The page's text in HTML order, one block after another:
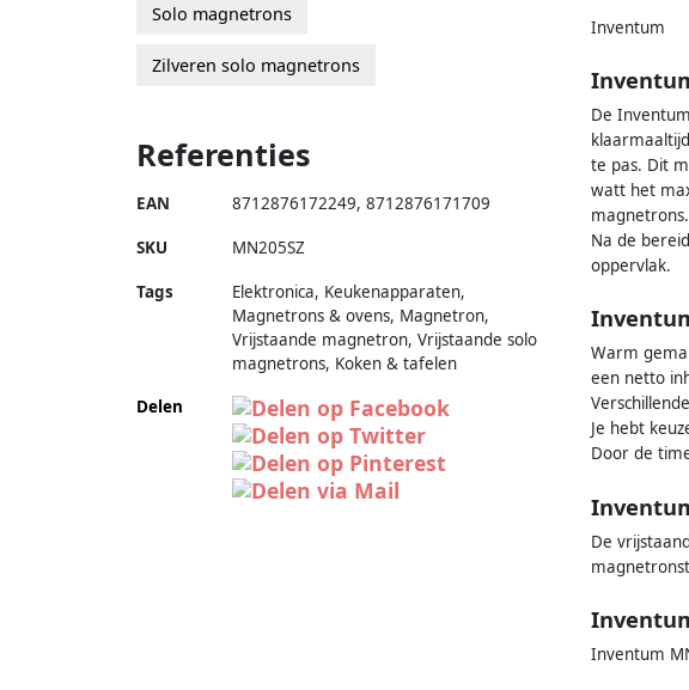
Inventum
De
te pas. Dit
watt het
Na de
oppervlak.
Warm
een netto
Je hebt
Door de
De
Inventum
Solo magnetrons
Zilveren solo magnetrons
Referenties
EAN 8712876172249, 8712876171709
SKU MN205SZ
Tags
Elektronica, Keukenapparaten,
Magnetrons & ovens, Magnetron,
Vrijstaande magnetron, Vrijstaande solo
magnetrons, Koken & tafelen
Delen